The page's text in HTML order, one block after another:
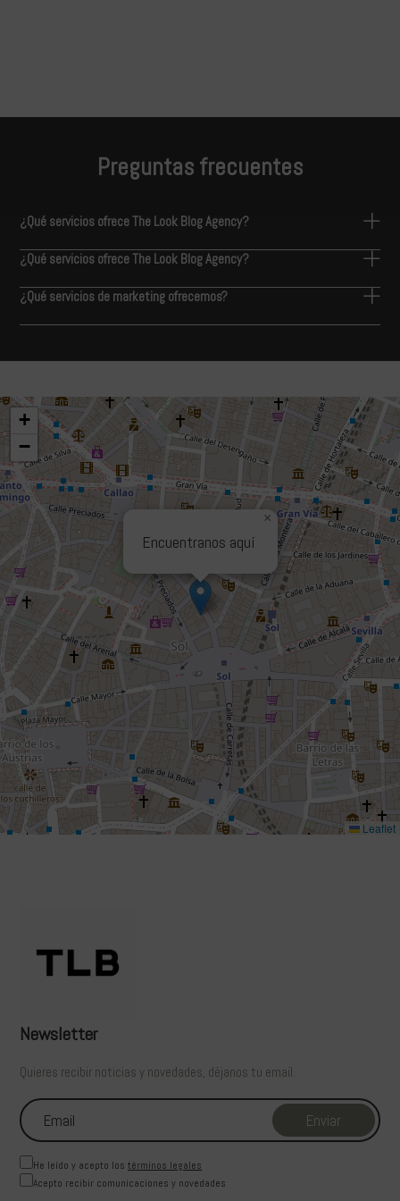
Preguntas frecuentes
¿Qué servicios ofrece The Look Blog Agency?
¿Qué servicios ofrece The Look Blog Agency?
¿Qué servicios de marketing ofrecemos?
Encuentranos aquí
×
+
−
Leaflet
Newsletter
Quieres recibir noticias y novedades, déjanos tu email.
He leído y acepto los términos legales
Acepto recibir comunicaciones y novedades